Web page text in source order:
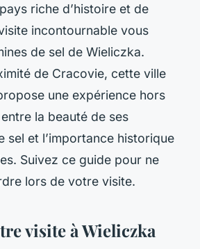
riche d’histoire et de
incontournable vous
de sel de Wieliczka.
de Cracovie, cette ville
une expérience hors
la beauté de ses
sel et l’importance historique
Suivez ce guide pour ne
lors de votre visite.
visite à Wieliczka